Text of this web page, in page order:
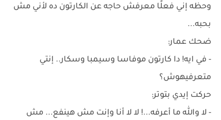
وحظه إني فعلًا معرفش حاجه عن الكارتون ده لأني مش
بحبه...
ضحك عمار:
- في ايه! دا كارتون موفاسا وسيمبا وسكار.. إنتي
متعرفيهوش؟
حركت إيدي بتوتر:
- لا والله ما أعرفه...! لا لا أنا وإنت مش هينفع... مش